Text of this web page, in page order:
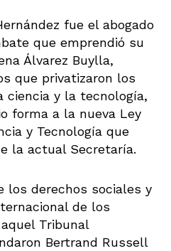
fue el abogado
que emprendió su
Álvarez Buylla,
que privatizaron los
ciencia y la tecnología,
forma a la nueva Ley
y Tecnología que
la actual Secretaría.
los derechos sociales y
de los
Tribunal
Bertrand Russell